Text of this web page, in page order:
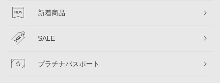
新着商品
SALE
プラチナパスポート